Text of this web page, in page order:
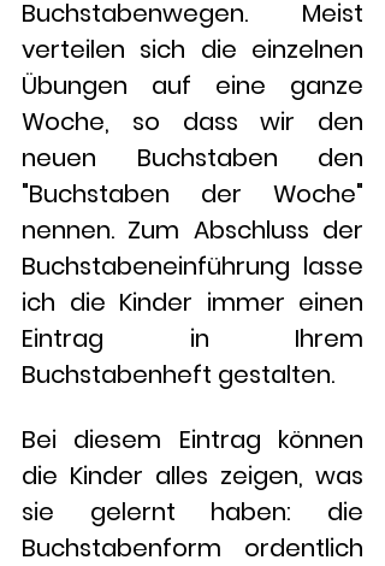
Buchstabenwegen. Meist
verteilen sich die einzelnen
Übungen auf eine ganze
Woche, so dass wir den
neuen Buchstaben den
"Buchstaben der Woche"
nennen. Zum Abschluss der
Buchstabeneinführung lasse
ich die Kinder immer einen
Eintrag in Ihrem
Buchstabenheft gestalten.
Bei diesem Eintrag können
die Kinder alles zeigen, was
sie gelernt haben: die
Buchstabenform ordentlich